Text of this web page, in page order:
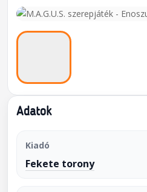
Adatok
Kiadó
Fekete torony